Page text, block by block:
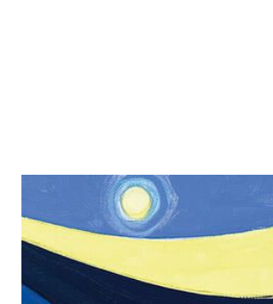
Blues im Mittherbst
Zur Wunschliste hinzufügen